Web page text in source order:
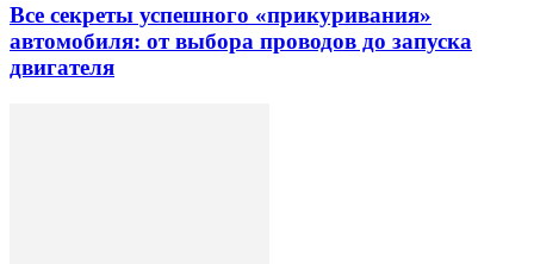
Все секреты успешного «прикуривания»
автомобиля: от выбора проводов до запуска
двигателя